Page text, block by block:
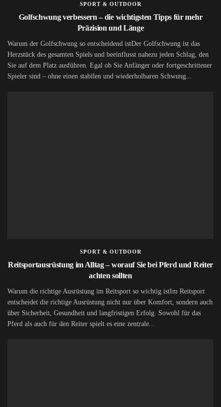
SPORT & OUTDOOR
Golfschwung verbessern – die wichtigsten Tipps für mehr
Präzision und Länge
Warum der Golfschwung so entscheidend istDer Golfschwung ist das
Herzstück des gesamten Spiels und beeinflusst nahezu jeden Schlag, den
Sie auf dem Platz ausführen. Egal ob Sie Anfänger oder fortgeschrittener
Spieler sind – ohne einen stabilen und wiederholbaren Schwung...
SPORT & OUTDOOR
Reitsportausrüstung im Alltag – worauf Sie bei Pferd und Reiter
achten sollten
Warum die richtige Ausrüstung im Reitsport so wichtig istIm Reitsport
entscheidet die richtige Ausrüstung nicht nur über Komfort, sondern auch
über Sicherheit, Gesundheit und langfristigen Erfolg. Sowohl für das
Pferd als auch für den Reiter spielt es eine zentrale...